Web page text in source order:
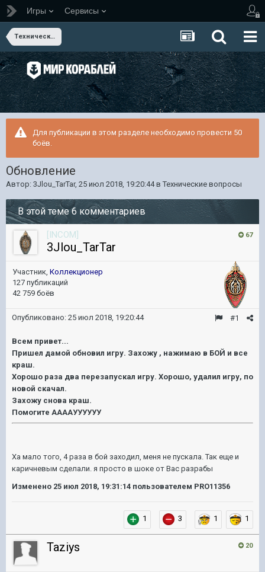
Игры Сервисы
Технические вопросы
Для публикации в этом разделе необходимо провести 50
боёв.
Обновление
Автор: 3Jlou_TarTar, 25 июл 2018, 19:20:44в Технические вопросы
В этой теме 6 комментариев
67
[INCOM]
3Jlou_TarTar
Участник, Коллекционер
127 публикаций
42 759 боёв
#1
Опубликовано: 25 июл 2018, 19:20:44
Всем привет...
Пришел дамой обновил игру. Захожу , нажимаю в БОЙ и все
краш.
Хорошо раза два перезапускал игру. Хорошо, удалил игру, по
новой скачал.
Захожу снова краш.
Помогите ААААУУУУУУ
Ха мало того, 4 раза в бой заходил, меня не пускала. Так еще и
каричневым сделали. я просто в шоке от Вас разрабы
Изменено 25 июл 2018, 19:31:14 пользователем PRO11356
1 3 1 1
20
Taziys